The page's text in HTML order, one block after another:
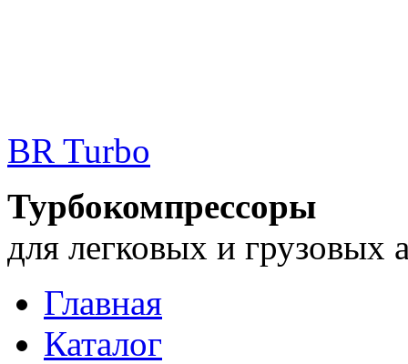
BR Turbo
Турбокомпрессоры
для легковых и грузовых
Главная
Каталог